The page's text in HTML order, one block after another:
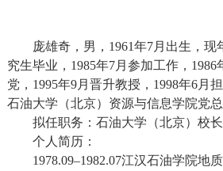
庞雄奇，男， 1961年7月出生，现
究生毕业， 1985年7月参加工作， 1986
党， 1995年9月晋升教授， 1998年6月
石油大学（北京）资源与信息学院党总
拟任职务：石油大学（北京）校
个人简历：
1978.09–1982.07江汉石油学院地